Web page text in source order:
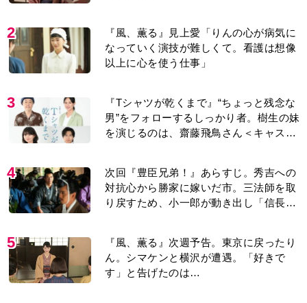
2
『風、薫る』見上愛「りんの心が病気に
なっていく演技が難しくて。看護は想像
以上に心を使う仕事」
3
『Tシャツが乾くまで』“ちょっと残念な
男”をフォローするしっかり者。樹生の妹
を演じるのは、齋藤飛鳥さん＜キャスト
4
次回『豊臣兄弟！』あらすじ。秀吉への
対抗心から勝家に嫁いだ市。三法師を取
り戻すため、小一郎が動き出し「信長の
5
『風、薫る』次週予告。東京に戻ったり
ん。シマケンと横沢が遭遇。「好きで
す」と告げたのは…